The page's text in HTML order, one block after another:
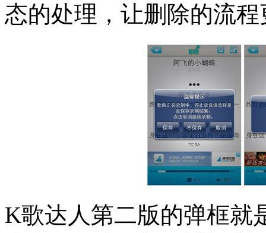
态的处理，让删除的流
K歌达人第二版的弹框就